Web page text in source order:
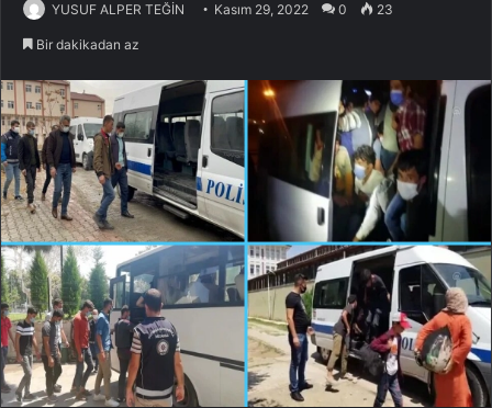
YUSUF ALPER TEĞİN Kasım 29, 2022 0 23
Bir dakikadan az